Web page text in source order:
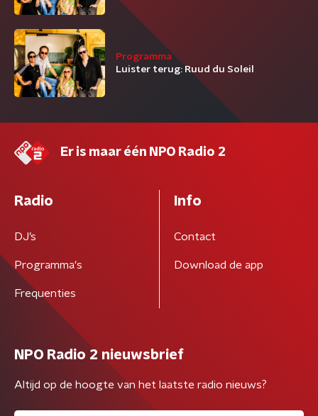
Programma
Luister terug: Ruud du Soleil
Er is maar één NPO Radio 2
Radio
DJ’s
Programma's
Frequenties
Info
Contact
Download de app
NPO Radio 2 nieuwsbrief
Altijd op de hoogte van het laatste radio nieuws?